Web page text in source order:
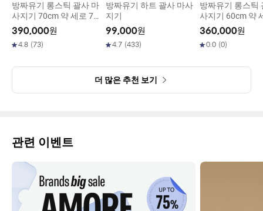
방짜유기 롱스틱 괄사 마
사지기 70cm 약 세로 70
cm x 두께 약 0.75cm
390,000원
4.8 (73)
방짜유기 하트 괄사 마사
지기
99,000원
4.7 (433)
방짜유기 롱스틱
사지기 60cm 약
cm x 두께 약
360,000원
0.0 (0)
더 많은 추천 보기
관련 이벤트